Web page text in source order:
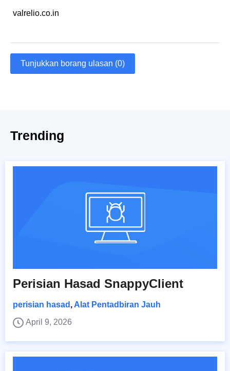
valrelio.co.in
Tunjukkan borang ulasan (0)
Trending
Perisian Hasad SnappyClient
perisian hasad , Alat Pentadbiran Jauh
April 9, 2026